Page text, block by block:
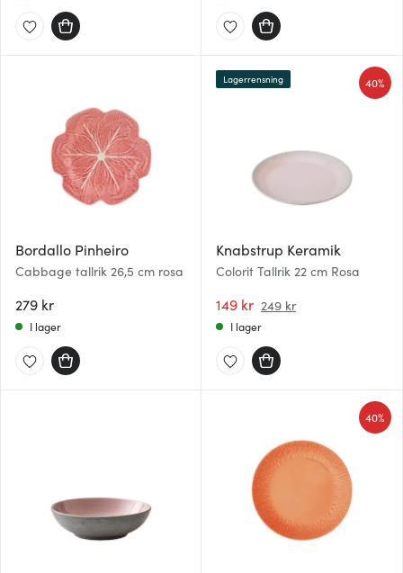
Bordallo Pinheiro
Cabbage tallrik 26,5 cm rosa
279 kr
I lager
Knabstrup Keramik
Colorit Tallrik 22 cm Rosa
149 kr 249 kr
40%
Lagerrensning
I lager
40%